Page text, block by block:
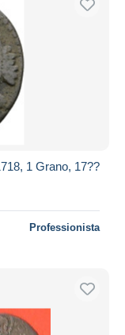
1 Grano, 17??
Professionista